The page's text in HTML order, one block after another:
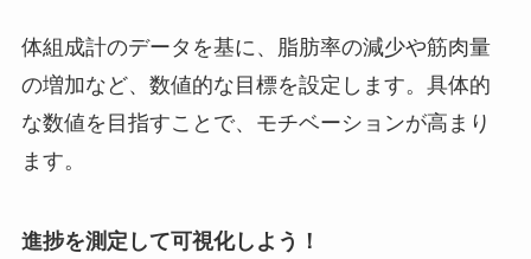
体組成計のデータを基に、脂肪率の減少や筋肉量
の増加など、数値的な目標を設定します。具体的
な数値を目指すことで、モチベーションが高まり
ます。
進捗を測定して可視化しよう！